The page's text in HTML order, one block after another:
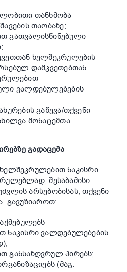
თანხმობა
თაობაზე;
გათვალისწინებული
ხელშეკრულების
დამკვეთებთან
ვალდებულებების
გაწევა/თქვენი
მონაცემთა
ზე გადაცემა
ნაკისრი
შესაბამისი
არსებობისას, თქვენი
გავუზიაროთ:
ნაკისრი ვალდებულებების
განსაზღვრულ პირებს;
(მაგ.